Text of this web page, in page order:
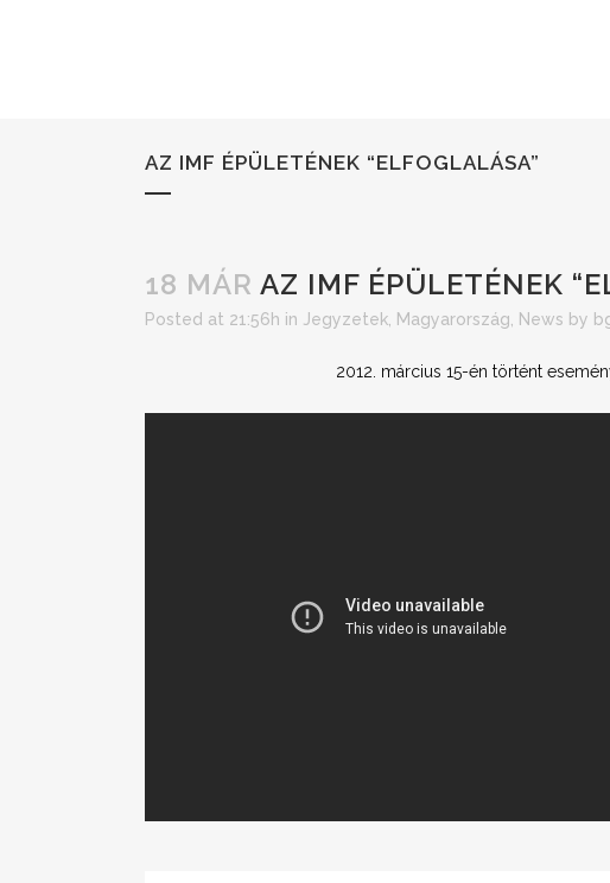
AZ IMF ÉPÜLETÉNEK “ELFOGLALÁSA”
18 MÁR AZ IMF ÉPÜLETÉNEK
Posted at 21:56h in Jegyzetek Magyarország News by
2012. március 15-én történt